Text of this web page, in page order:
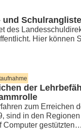
des
Hier können
der
zum Erreichen
sind in den
Computer gestützten…